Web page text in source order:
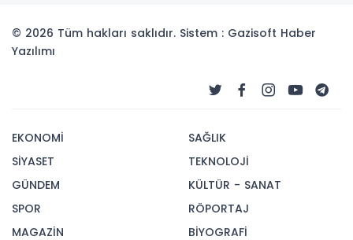
© 2026 Tüm hakları saklıdır. Sistem : Gazisoft Haber
Yazılımı
EKONOMİ
SİYASET
GÜNDEM
SPOR
MAGAZİN
SAĞLIK
TEKNOLOJİ
KÜLTÜR - SANAT
RÖPORTAJ
BİYOGRAFİ